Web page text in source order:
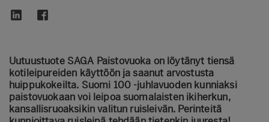
Uutuustuote SAGA Paistovuoka on löytänyt tiensä
kotileipureiden käyttöön ja saanut arvostusta
huippukokeilta. Suomi 100 -juhlavuoden kunniaksi
paistovuokaan voi leipoa suomalaisten ikiherkun,
kansallisruoaksikin valitun ruisleivän. Perinteitä